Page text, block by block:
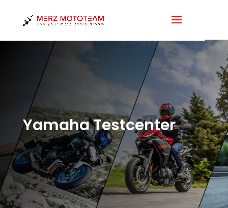
Yamaha Testcenter